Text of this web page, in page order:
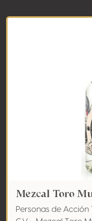
Mezcal Toro
Personas de Acción